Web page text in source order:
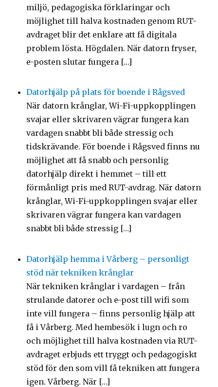
miljö, pedagogiska förklaringar och
möjlighet till halva kostnaden genom RUT-
avdraget blir det enklare att få digitala
problem lösta. Högdalen. När datorn fryser,
e-posten slutar fungera […]
Datorhjälp på plats för boende i Rågsved
När datorn krånglar, Wi-Fi-uppkopplingen
svajar eller skrivaren vägrar fungera kan
vardagen snabbt bli både stressig och
tidskrävande. För boende i Rågsved finns nu
möjlighet att få snabb och personlig
datorhjälp direkt i hemmet – till ett
förmånligt pris med RUT-avdrag. När datorn
krånglar, Wi-Fi-uppkopplingen svajar eller
skrivaren vägrar fungera kan vardagen
snabbt bli både stressig […]
Datorhjälp hemma i Vårberg – personligt
stöd när tekniken krånglar
När tekniken krånglar i vardagen – från
strulande datorer och e-post till wifi som
inte vill fungera – finns personlig hjälp att
få i Vårberg. Med hembesök i lugn och ro
och möjlighet till halva kostnaden via RUT-
avdraget erbjuds ett tryggt och pedagogiskt
stöd för den som vill få tekniken att fungera
igen. Vårberg. När […]